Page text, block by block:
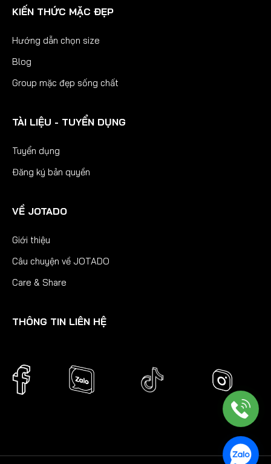
KIẾN THỨC MẶC ĐẸP
Hướng dẫn chọn size
Blog
Group mặc đẹp sống chất
TÀI LIỆU - TUYỂN DỤNG
Tuyển dụng
Đăng ký bản quyền
VỀ JOTADO
Giới thiệu
Câu chuyện về JOTADO
Care & Share
THÔNG TIN LIÊN HỆ